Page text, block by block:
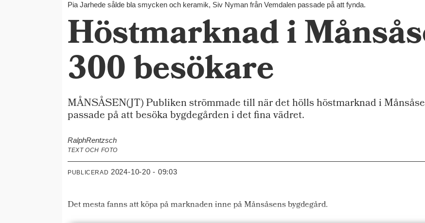
Pia Jarhede sålde bla smycken och keramik, Siv Nyman från Vemdalen passade på att fynda.
Höstmarknad i
300 besökare
MÅNSÅSEN(JT) Publiken strömmade till när det hölls höstmarknad i
passade på att besöka bygdegården i det fina vädret.
RalphRentzsch
TEXT OCH FOTO
PUBLICERAD 2024-10-20 - 09:03
Det mesta fanns att köpa på marknaden inne på Månsåsens bygdegård.